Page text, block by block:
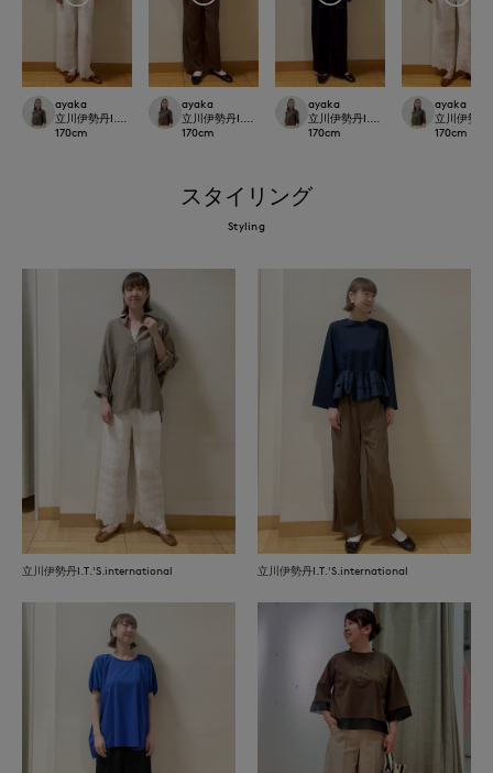
ayaka
立川伊勢丹I.T.'S.international
170cm
ayaka
立川伊勢丹I.T.'S.international
170cm
ayaka
立川伊勢丹I.T.'S.international
170cm
ayaka
立川伊勢
170cm
スタイリング
Styling
立川伊勢丹I.T.'S.international 立川伊勢丹I.T.'S.international